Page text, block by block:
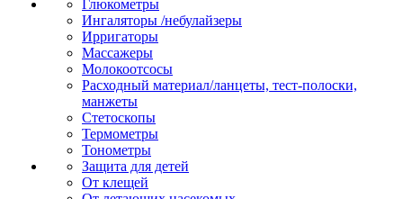
Глюкометры
Ингаляторы /небулайзеры
Ирригаторы
Массажеры
Молокоотсосы
Расходный материал/ланцеты, тест-полоски,
манжеты
Стетоскопы
Термометры
Тонометры
Защита для детей
От клещей